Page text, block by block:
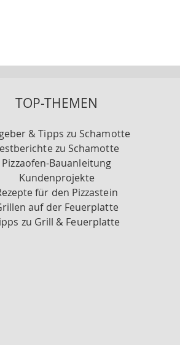
TOP-THEMEN
& Tipps zu Schamotte
zu Schamotte
Pizzaofen-Bauanleitung
Kundenprojekte
für den Pizzastein
auf der Feuerplatte
zu Grill & Feuerplatte